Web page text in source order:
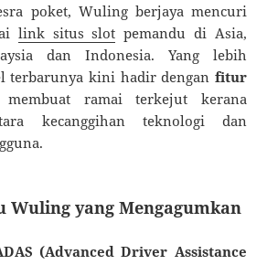
poket, Wuling berjaya mencuri
link situs slot pemandu di Asia,
dan Indonesia. Yang lebih
terbarunya kini hadir dengan fitur
ramai terkejut kerana
kecanggihan teknologi dan
Wuling yang Mengagumkan
(Advanced Driver Assistance